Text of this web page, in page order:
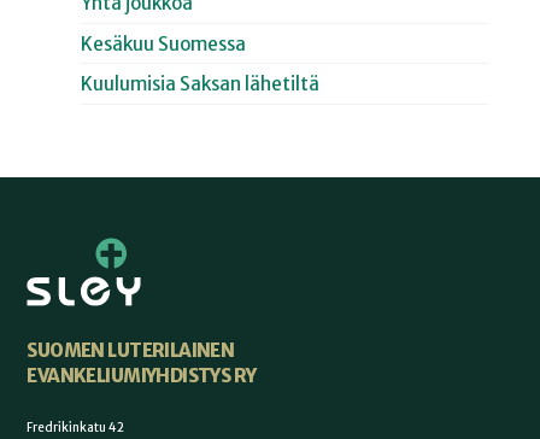
Kesäkuu Suomessa
Kuulumisia Saksan lähetiltä
SUOMEN LUTERILAINEN
EVANKELIUMIYHDISTYS RY
Fredrikinkatu 42